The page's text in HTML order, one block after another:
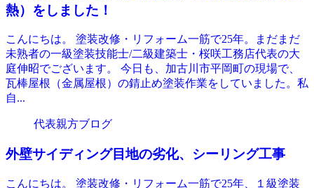
熱）をしました！
こんにちは。 塗装改修・リフォーム一筋で25年。まだまだ
未熟者の一級塗装技能士/二級建築士・桜咲工務店代表の大
庭伸昭でございます。 今日も、加古川市平岡町の現場で、
瓦棒屋根（金属屋根）の錆止め塗装作業をしていました。私
自...
代表親方ブログ
外壁サイディング目地の劣化、シーリング工事
こんにちは。 塗装改修・リフォーム一筋で25年、１級塗装